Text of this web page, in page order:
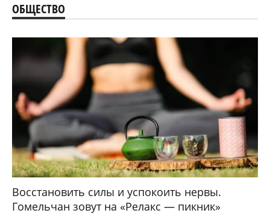
ОБЩЕСТВО
Восстановить силы и успокоить нервы.
Гомельчан зовут на «Релакс — пикник»